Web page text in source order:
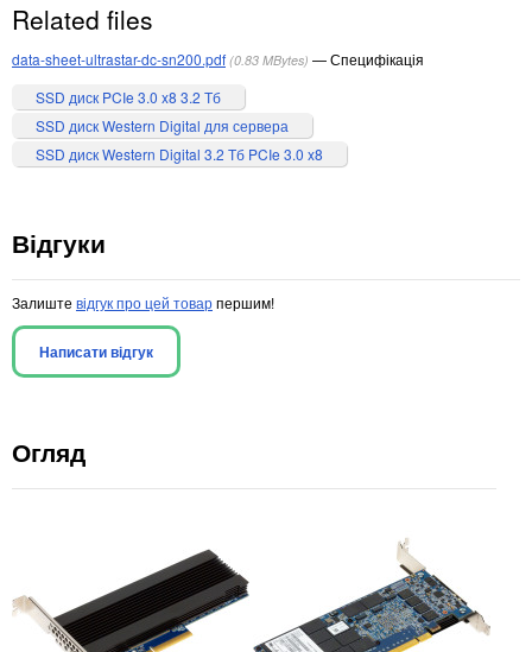
Related files
data-sheet-ultrastar-dc-sn200.pdf 0.83 MBytes
Специфікація
SSD диск PCIe 3.0 x8 3.2 Тб
SSD диск Western Digital для сервера
SSD диск Western Digital 3.2 Тб PCIe 3.0 x8
Відгуки
Залиште відгук про цей товарпершим!
Написати відгук
Огляд